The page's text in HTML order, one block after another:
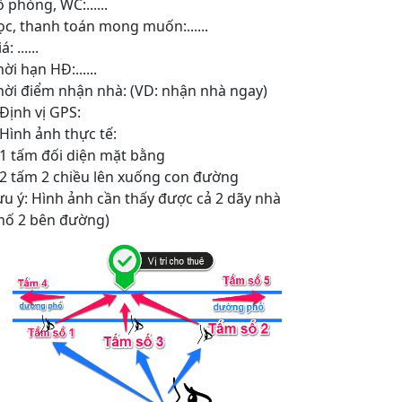
phòng, WC:......
thanh toán mong muốn:......
......
hạn HĐ:......
điểm nhận nhà: (VD: nhận nhà ngay)
vị GPS:
ảnh thực tế:
tấm đối diện mặt bằng
tấm 2 chiều lên xuống con đường
ý: Hình ảnh cần thấy được cả 2 dãy nhà
2 bên đường)